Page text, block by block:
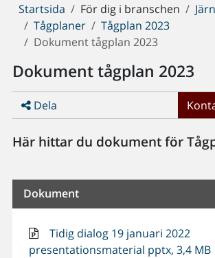
Du
är
här:
Startsida För dig i branschen
Tågplaner
Tågplan 2023
Dokument tågplan 2023
Dokument tågplan 2023
Dela
Här hittar du dokument för
Dokument
Tidig dialog 19 januari 2022
presentationsmaterial pptx, 3,4 MB